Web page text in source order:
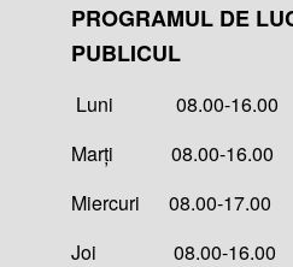
PROGRAMUL DE
PUBLICUL
Luni 08.00-16.00
Marți 08.00-16.00
Miercuri 08.00-17.00
Joi 08.00-16.00